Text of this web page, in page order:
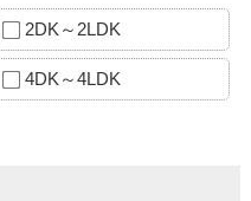
2DK～2LDK
4DK～4LDK